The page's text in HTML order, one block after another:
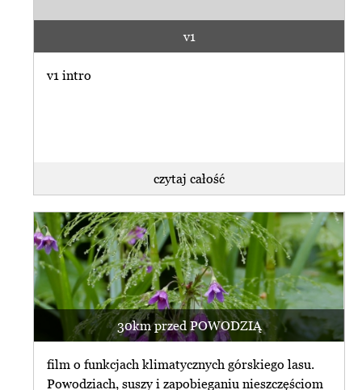
v1
v1 intro
czytaj całość
30km przed POWODZIĄ
film o funkcjach klimatycznych górskiego lasu.
Powodziach, suszy i zapobieganiu nieszczęściom